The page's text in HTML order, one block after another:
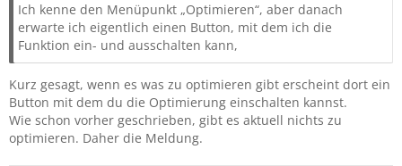
Ich kenne den Menüpunkt „Optimieren“, aber danach
erwarte ich eigentlich einen Button, mit dem ich die
Funktion ein- und ausschalten kann,
Kurz gesagt, wenn es was zu optimieren gibt erscheint dort ein
Button mit dem du die Optimierung einschalten kannst.
Wie schon vorher geschrieben, gibt es aktuell nichts zu
optimieren. Daher die Meldung.